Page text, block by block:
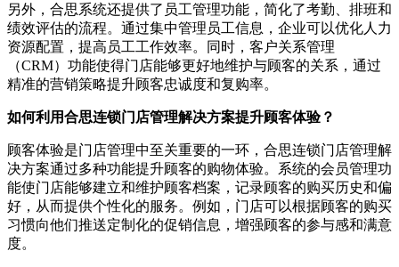
另外，合思系统还提供了员工管理功能，简化了考勤、排班和
绩效评估的流程。通过集中管理员工信息，企业可以优化人力
资源配置，提高员工工作效率。同时，客户关系管理
（CRM）功能使得门店能够更好地维护与顾客的关系，通过
精准的营销策略提升顾客忠诚度和复购率。
如何利用合思连锁门店管理解决方案提升顾客体验？
顾客体验是门店管理中至关重要的一环，合思连锁门店管理解
决方案通过多种功能提升顾客的购物体验。系统的会员管理功
能使门店能够建立和维护顾客档案，记录顾客的购买历史和偏
好，从而提供个性化的服务。例如，门店可以根据顾客的购买
习惯向他们推送定制化的促销信息，增强顾客的参与感和满意
度。